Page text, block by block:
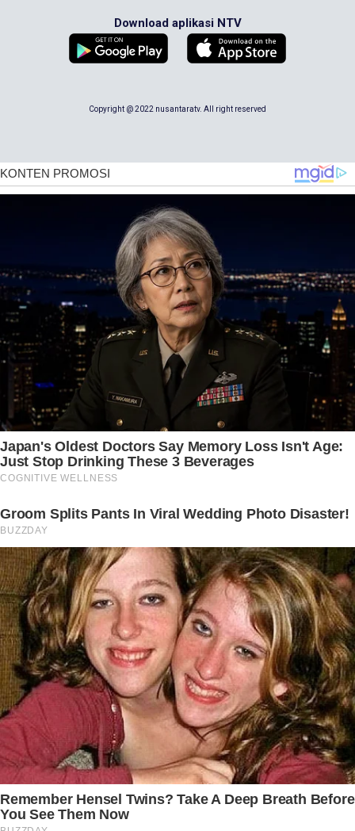
Download aplikasi NTV
Copyright @ 2022 nusantaratv. All right reserved